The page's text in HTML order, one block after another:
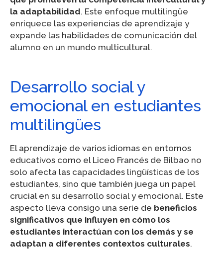
la adaptabilidad. Este enfoque multilingüe
enriquece las experiencias de aprendizaje y
expande las habilidades de comunicación del
alumno en un mundo multicultural.
Desarrollo social y
emocional en estudiantes
multilingües
El aprendizaje de varios idiomas en entornos
educativos como el Liceo Francés de Bilbao no
solo afecta las capacidades lingüísticas de los
estudiantes, sino que también juega un papel
crucial en su desarrollo social y emocional. Este
aspecto lleva consigo una serie de beneficios
significativos que influyen en cómo los
estudiantes interactúan con los demás y se
adaptan a diferentes contextos culturales.